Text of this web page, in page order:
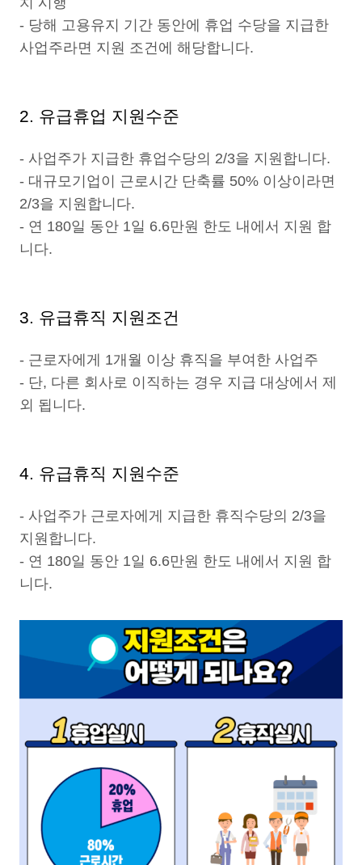
- 당해 고용유지 기간 동안에 휴업 수당을 지급한
사업주라면 지원 조건에 해당합니다.
2. 유급휴업 지원수준
- 사업주가 지급한 휴업수당의 2/3을 지원합니다.
- 대규모기업이 근로시간 단축률 50% 이상이라면
2/3을 지원합니다.
- 연 180일 동안 1일 6.6만원 한도 내에서 지원 합
니다.
3. 유급휴직 지원조건
- 근로자에게 1개월 이상 휴직을 부여한 사업주
- 단, 다른 회사로 이직하는 경우 지급 대상에서 제
외 됩니다.
4. 유급휴직 지원수준
- 사업주가 근로자에게 지급한 휴직수당의 2/3을
지원합니다.
- 연 180일 동안 1일 6.6만원 한도 내에서 지원 합
니다.